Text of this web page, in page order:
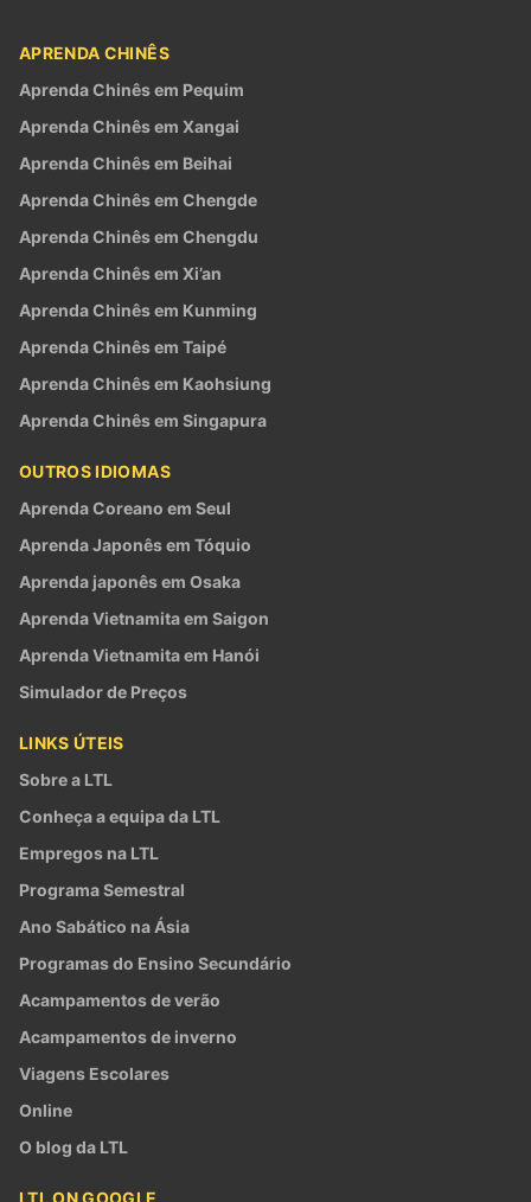
APRENDA CHINÊS
Aprenda Chinês em Pequim
Aprenda Chinês em Xangai
Aprenda Chinês em Beihai
Aprenda Chinês em Chengde
Aprenda Chinês em Chengdu
Aprenda Chinês em Xi’an
Aprenda Chinês em Kunming
Aprenda Chinês em Taipé
Aprenda Chinês em Kaohsiung
Aprenda Chinês em Singapura
OUTROS IDIOMAS
Aprenda Coreano em Seul
Aprenda Japonês em Tóquio
Aprenda japonês em Osaka
Aprenda Vietnamita em Saigon
Aprenda Vietnamita em Hanói
Simulador de Preços
LINKS ÚTEIS
Sobre a LTL
Conheça a equipa da LTL
Empregos na LTL
Programa Semestral
Ano Sabático na Ásia
Programas do Ensino Secundário
Acampamentos de verão
Acampamentos de inverno
Viagens Escolares
Online
O blog da LTL
LTL ON GOOGLE